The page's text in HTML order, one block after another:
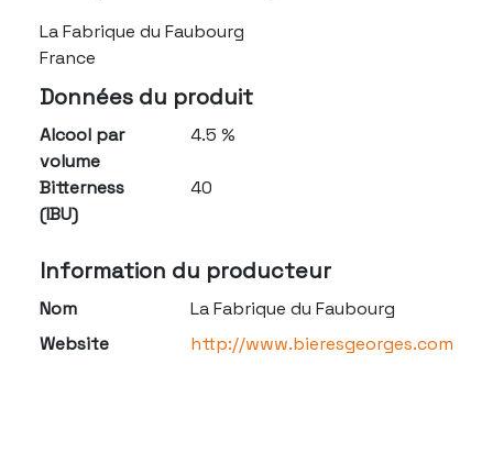
La Fabrique du Faubourg
France
Données du produit
Alcool par
volume
4.5 %
Bitterness
(IBU)
40
Information du producteur
Nom
La Fabrique du Faubourg
Website
http://www.bieresgeorges.com